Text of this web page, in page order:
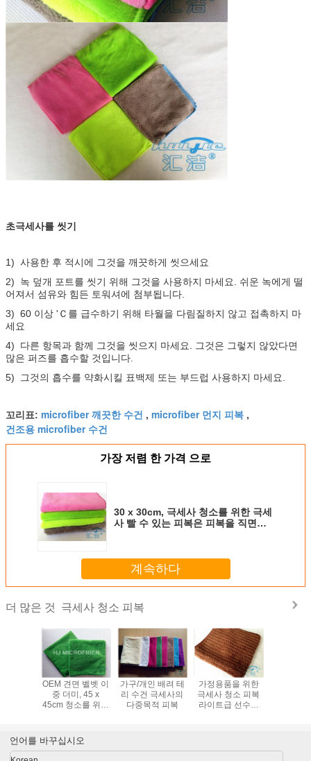
초극세사를 씻기
1) 사용한 후 적시에 그것을 깨끗하게 씻으세요
2) 녹 덮개 포트를 씻기 위해 그것을 사용하지 마세요. 쉬운 녹에게 떨
어져서 섬유와 힘든 토워셔에 첨부됩니다.
3) 60 이상 'Ｃ를 급수하기 위해 타월을 다림질하지 않고 접촉하지 마
세요
4) 다른 항목과 함께 그것을 씻으지 마세요. 그것은 그렇지 않았다면
많은 퍼즈를 흡수할 것입니다.
5) 그것의 흡수를 약화시킬 표백제 또는 부드럽 사용하지 마세요.
꼬리표: microfiber 깨끗한 수건 , microfiber 먼지 피복 ,
건조용 microfiber 수건
가장 저렴 한 가격 으로
30 x 30cm, 극세사 청소를 위한 극세
사 빨 수 있는 피복은 피복을 직면합
계속하다
더 많은 것 극세사 청소 피복
OEM 견면 벨벳 이
중 더미, 45 x
45cm 청소를 위한
가구/개인 배려 테
리 수건 극세사의
다중목적 피복
가정용품을 위한
극세사 청소 피복
라이트급 선수를
언어를 바꾸십시오